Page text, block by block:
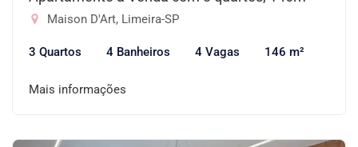
Maison D'Art, Limeira-SP
3 Quartos 4 Banheiros 4 Vagas 146 m²
Mais informações